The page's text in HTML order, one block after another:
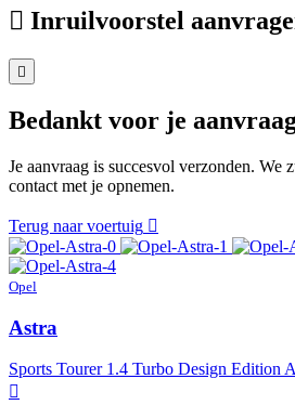
Inruilvoorstel
Bedankt voor je
Je aanvraag is succesvol verzonden. We
contact met je opnemen.
Terug naar voertuig
Opel
Astra
Sports Tourer 1.4 Turbo Design Edition